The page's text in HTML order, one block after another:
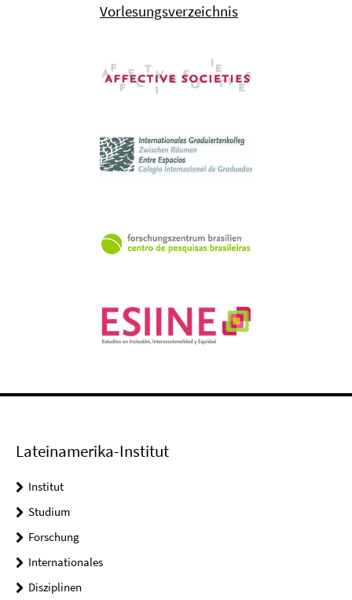
Vorlesungsverzeichnis
Lateinamerika-Institut
Institut
Studium
Forschung
Internationales
Disziplinen